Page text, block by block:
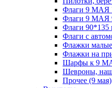
Флаги 9 МАЯ
Флаги 9 МАЯ
Флаги 90*135
Флаги с
Флажки
Флажки на
Шарфы к 9
Шевроны,
Прочее (9 мая)